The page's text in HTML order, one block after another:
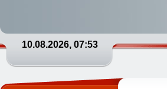
10.08.2026, 07:53